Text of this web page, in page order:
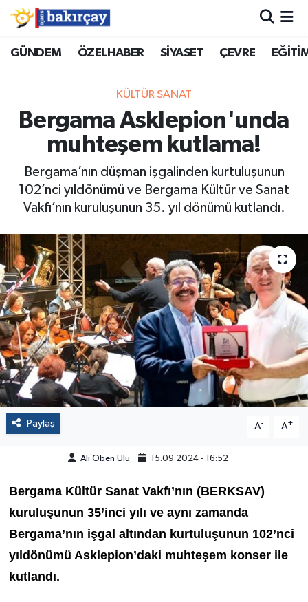
GÜNDEM ÖZELHABER SİYASET ÇEVRE
KÜLTÜR SANAT
Bergama Asklepion'unda
muhteşem kutlama!
Bergama’nın düşman işgalinden kurtuluşunun
102’nci yıldönümü ve Bergama Kültür ve Sanat
Vakfı’nın kuruluşunun 35. yıl dönümü kutlandı.
Paylaş A- A+
Ali Oben Ulu 15.09.2024 - 16:52
Bergama Kültür Sanat Vakfı’nın (BERKSAV)
kuruluşunun 35’inci yılı ve aynı zamanda
Bergama’nın işgal altından kurtuluşunun 102’nci
yıldönümü Asklepion’daki muhteşem konser ile
kutlandı.
İzmir Nöbetçi Eczaneler
İzmir Hava Durumu
İzmir Namaz Vakitleri
İzmir Trafik Yoğunluk Haritası
Süper Lig Puan Durumu ve Fikstür
Son Dakika Haberleri
Haber Arşivi